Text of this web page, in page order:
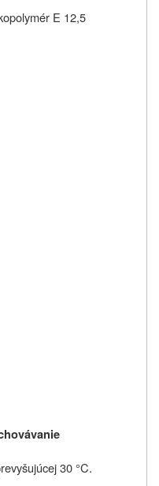
E 12,5
30 °C.